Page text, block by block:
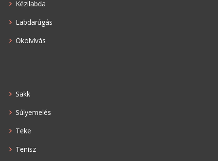
Kézilabda
Labdarúgás
Ökölvívás
Sakk
Súlyemelés
Teke
Tenisz